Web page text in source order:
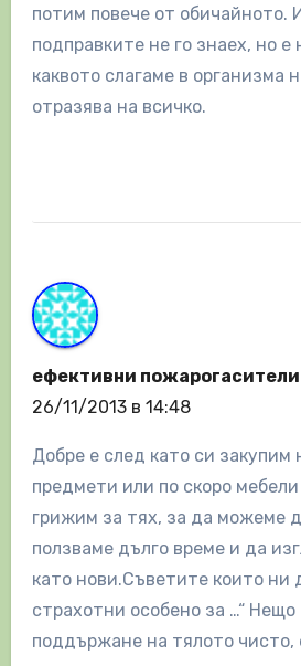
потим повече от обичайното.
подправките не го знаех, но е
каквото слагаме в организма
отразява на всичко.
ефективни пожарогасители
26/11/2013 в 14:48
Добре е след като си закупим
предмети или по скоро
грижим за тях, за да можеме
ползваме дълго време и да
като нови.Съветите които ни
страхотни особено за …“ Нещо
поддържане на тялото чисто,